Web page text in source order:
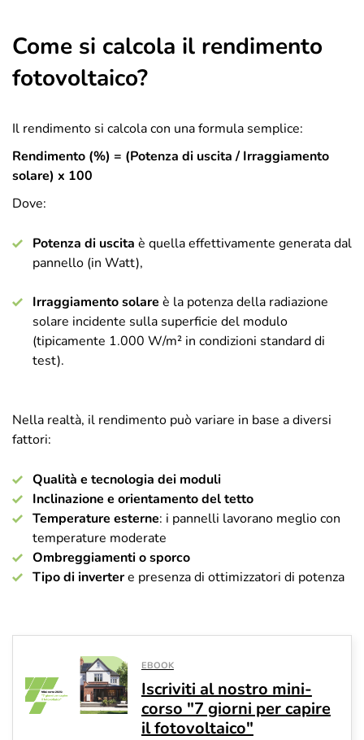
Come si calcola il rendimento
fotovoltaico?
Il rendimento si calcola con una formula semplice:
Rendimento (%) = (Potenza di uscita / Irraggiamento
solare) x 100
Dove:
Potenza di uscita è quella effettivamente generata dal
pannello (in Watt),
Irraggiamento solare è la potenza della radiazione
solare incidente sulla superficie del modulo
(tipicamente 1.000 W/m² in condizioni standard di
test).
Nella realtà, il rendimento può variare in base a diversi
fattori:
Qualità e tecnologia dei moduli
Inclinazione e orientamento del tetto
Temperature esterne: i pannelli lavorano meglio con
temperature moderate
Ombreggiamenti o sporco
Tipo di invertere presenza di ottimizzatori di potenza
EBOOK
Iscriviti al nostro mini-
corso "7 giorni per capire
il fotovoltaico"